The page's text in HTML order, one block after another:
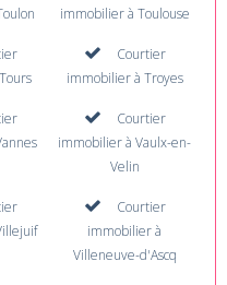
immobilier à Toulouse
Courtier
immobilier à Troyes
Courtier
immobilier à Vaulx-en-
Velin
Courtier
immobilier à
Villeneuve-d'Ascq